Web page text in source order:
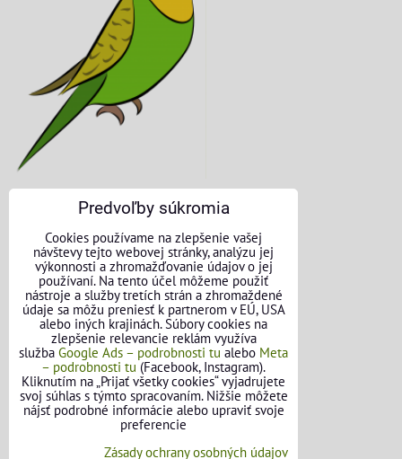
KONTAKTNÉ ÚDAJE
O nás
Kontakt
Požičovňa náradia
Názory našich zákazníkov
Mapa stránok
SLEDUJTE NÁS
Predvoľby súkromia
Cookies používame na zlepšenie vašej
návštevy tejto webovej stránky, analýzu jej
výkonnosti a zhromažďovanie údajov o jej
používaní. Na tento účel môžeme použiť
nástroje a služby tretích strán a zhromaždené
údaje sa môžu preniesť k partnerom v EÚ, USA
alebo iných krajinách. Súbory cookies na
zlepšenie relevancie reklám využíva
služba Google Ads – podrobnosti tu alebo Meta
– podrobnosti tu (Facebook, Instagram).
Kliknutím na „Prijať všetky cookies“ vyjadrujete
svoj súhlas s týmto spracovaním. Nižšie môžete
nájsť podrobné informácie alebo upraviť svoje
preferencie
Zásady ochrany osobných údajov